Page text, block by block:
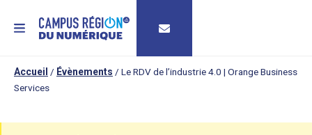
MENU
Accueil / Évènements / Le RDV de l’industrie 4.0 | Orange Business
Services